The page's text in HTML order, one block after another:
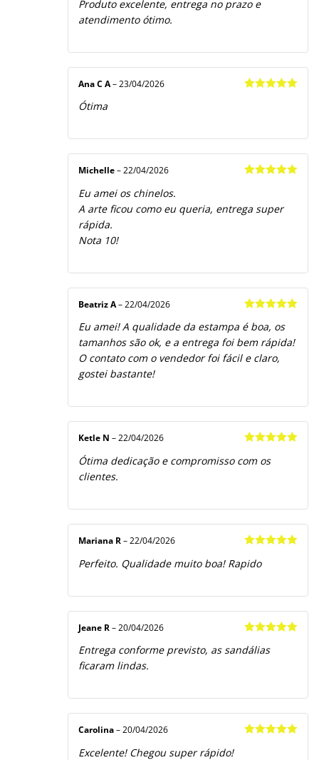
de 5
Produto excelente, entrega no prazo e
atendimento ótimo.
Ana C A – 23/04/2026
Ótima
Michelle – 22/04/2026
Eu amei os chinelos.
A arte ficou como eu queria, entrega super
rápida.
Nota 10!
de 5
Beatriz A – 22/04/2026
Eu amei! A qualidade da estampa é boa, os
tamanhos são ok, e a entrega foi bem rápida!
O contato com o vendedor foi fácil e claro,
gostei bastante!
de 5
Ketle N – 22/04/2026
Ótima dedicação e compromisso com os
clientes.
de 5
Mariana R – 22/04/2026
Perfeito. Qualidade muito boa! Rapido
de 5
Jeane R – 20/04/2026
Entrega conforme previsto, as sandálias
ficaram lindas.
Carolina – 20/04/2026
Excelente! Chegou super rápido!